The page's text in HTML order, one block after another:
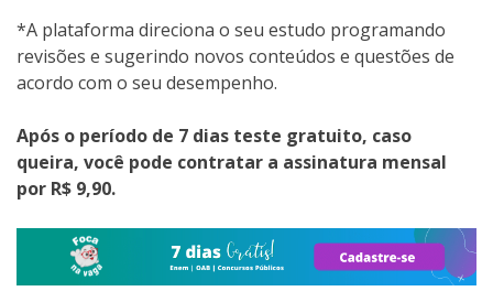
*A plataforma direciona o seu estudo programando
revisões e sugerindo novos conteúdos e questões de
acordo com o seu desempenho.
Após o período de 7 dias teste gratuito, caso
queira, você pode contratar a assinatura mensal
por R$ 9,90.